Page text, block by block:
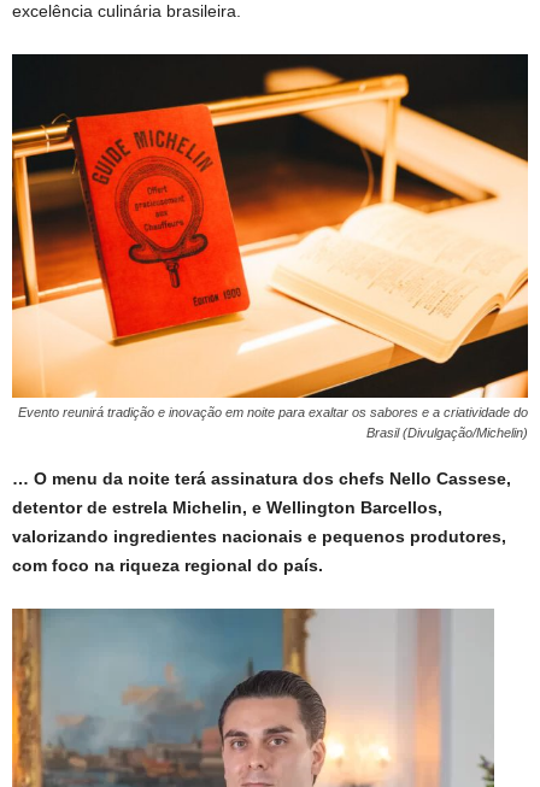
excelência culinária brasileira.
Evento reunirá tradição e inovação em noite para exaltar os sabores e a criatividade do
Brasil (Divulgação/Michelin)
… O menu da noite terá assinatura dos chefs Nello Cassese,
detentor de estrela Michelin, e Wellington Barcellos,
valorizando ingredientes nacionais e pequenos produtores,
com foco na riqueza regional do país.